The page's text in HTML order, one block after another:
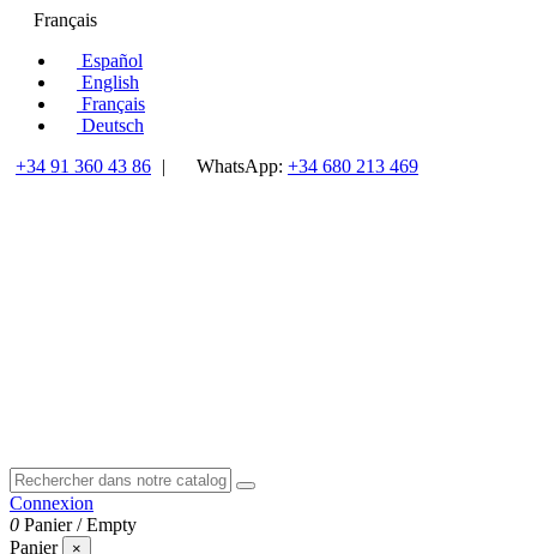
Français
Español
English
Français
Deutsch
+34 91 360 43 86 | WhatsApp: +34 680 213 469
Connexion
0 Panier /Empty
Panier
×